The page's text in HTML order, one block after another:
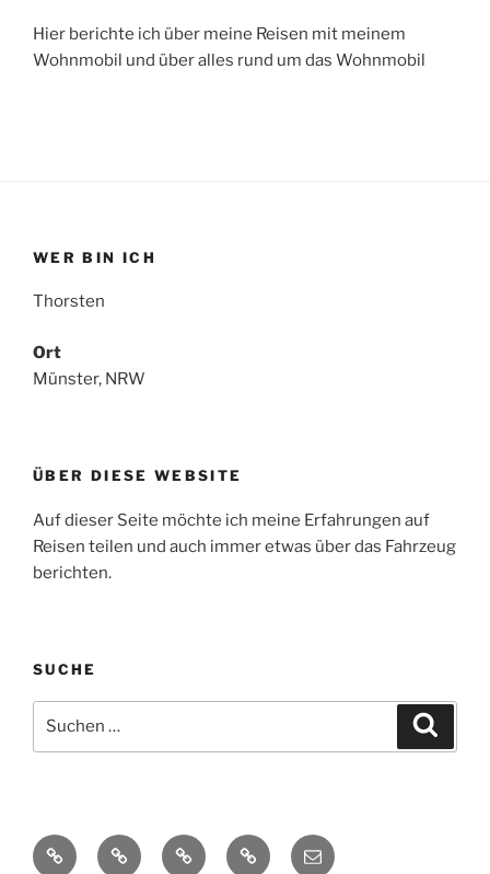
Hier berichte ich über meine Reisen mit meinem
Wohnmobil und über alles rund um das Wohnmobil
WER BIN ICH
Thorsten
Ort
Münster, NRW
ÜBER DIESE WEBSITE
Auf dieser Seite möchte ich meine Erfahrungen auf
Reisen teilen und auch immer etwas über das Fahrzeug
berichten.
SUCHE
Suche
Yelp FacebookTwitter Instagram
E-